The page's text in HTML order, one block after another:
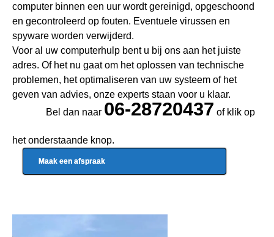
computer binnen een uur wordt gereinigd, opgeschoond
en gecontroleerd op fouten. Eventuele virussen en
spyware worden verwijderd.
Voor al uw computerhulp bent u bij ons aan het juiste
adres. Of het nu gaat om het oplossen van technische
problemen, het optimaliseren van uw systeem of het
geven van advies, onze experts staan voor u klaar.
Bel dan naar 06-28720437 of klik op
het onderstaande knop.
Maak een afspraak